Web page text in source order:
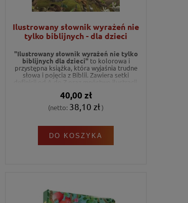
Ilustrowany słownik wyrażeń nie
tylko biblijnych - dla dzieci
"Ilustrowany słownik wyrażeń nie tylko
biblijnych dla dzieci"to kolorowa i
przystępna książka, która wyjaśnia trudne
słowa i pojęcia z Biblii. Zawiera setki
definicji od A do Z oraz mnóstwo ilustracji,
się dla dzieci o wiele łatwiejsze i bardziej
zrozumiałe.
40,00 zł
(netto: 38,10 zł)
DO KOSZYKA